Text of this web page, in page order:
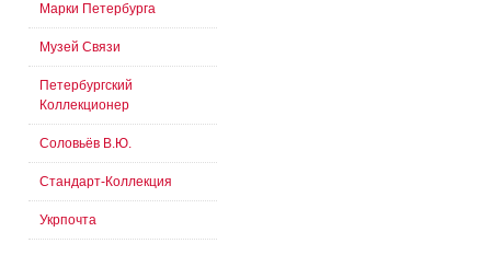
Марки Петербурга
Музей Связи
Петербургский
Коллекционер
Соловьёв В.Ю.
Стандарт-Коллекция
Укрпочта